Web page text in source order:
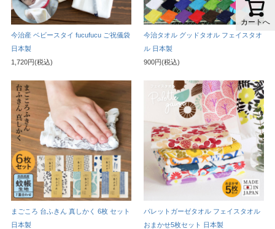
今治産 ベビースタイ fucufucu ご祝儀袋
日本製
1,720円(税込)
今治タオル グッドタオル フェイスタオ
ル 日本製
900円(税込)
まごころ 台ふきん 真しかく 6枚 セット
日本製
パレットガーゼタオル フェイスタオル
おまかせ5枚セット 日本製
カートへ